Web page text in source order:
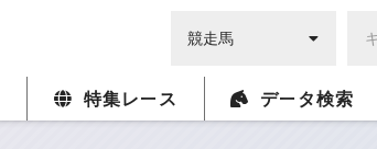
特集レース データ検索